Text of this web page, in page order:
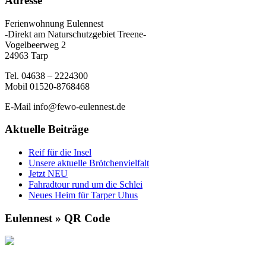
Ferienwohnung Eulennest
-Direkt am Naturschutzgebiet Treene-
Vogelbeerweg 2
24963 Tarp
Tel. 04638 – 2224300
Mobil 01520-8768468
E-Mail info@fewo-eulennest.de
Aktuelle Beiträge
Reif für die Insel
Unsere aktuelle Brötchenvielfalt
Jetzt NEU
Fahradtour rund um die Schlei
Neues Heim für Tarper Uhus
Eulennest » QR Code